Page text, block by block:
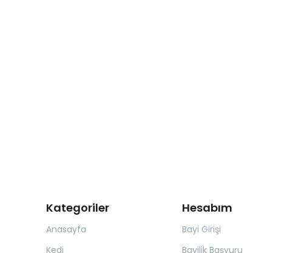
Kategoriler
Anasayfa
Kedi
Hesabım
Bayi Girişi
Bayilik Başvuru